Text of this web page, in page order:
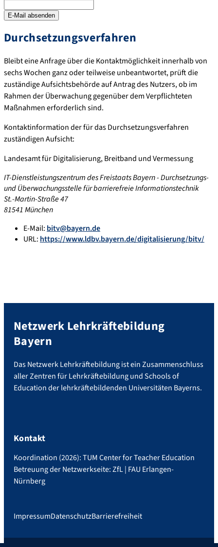
Durchsetzungsverfahren
Bleibt eine Anfrage über die Kontaktmöglichkeit innerhalb von
sechs Wochen ganz oder teilweise unbeantwortet, prüft die
zuständige Aufsichtsbehörde auf Antrag des Nutzers, ob im
Rahmen der Überwachung gegenüber dem Verpflichteten
Maßnahmen erforderlich sind.
Kontaktinformation der für das Durchsetzungsverfahren
zuständigen Aufsicht:
Landesamt für Digitalisierung, Breitband und Vermessung
IT-Dienstleistungszentrum des Freistaats Bayern - Durchsetzungs-
und Überwachungsstelle für barrierefreie Informationstechnik
St.-Martin-Straße 47
81541 München
E-Mail: bitv@bayern.de
URL: https://www.ldbv.bayern.de/digitalisierung/bitv/
Netzwerk Lehrkräftebildung
Bayern
Das Netzwerk Lehrkräftebildung ist ein Zusammenschluss
aller Zentren für Lehrkräftebildung und Schools of
Education der lehrkräftebildenden Universitäten Bayerns.
Kontakt
Koordination (2026): TUM Center for Teacher Education
Betreuung der Netzwerkseite: ZfL | FAU Erlangen-
Nürnberg
ImpressumDatenschutzBarrierefreiheit